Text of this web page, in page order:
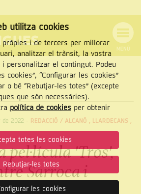
MENÚ
CERCAR
de 2022 - REDACCIÓ /ALCANÓ , LLARDECANS ,
pel·lícula 'Tros',
Sarroca i
utilitza cookies
pròpies i de tercers per millorar
analitzar el trànsit, la vostra
i personalitzar el contingut. Podeu
cookies”, “Configurar les cookies”
o bé “Rebutjar-les totes” (excepte
que són necessàries).
política de cookiesper obtenir
totes les cookies
Rebutjar-les totes
les cookies